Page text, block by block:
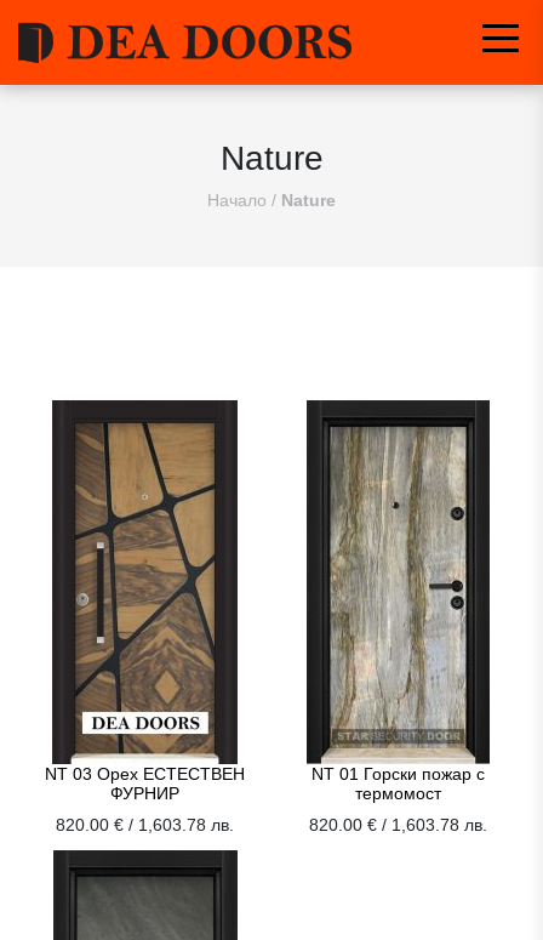
Nature
Начало / Nature
NT 03 Орех ЕСТЕСТВЕН
ФУРНИР
820.00 € / 1,603.78 лв.
NT 01 Горски пожар с
термомост
820.00 € / 1,603.78 лв.